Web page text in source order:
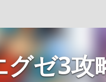
グゼ3